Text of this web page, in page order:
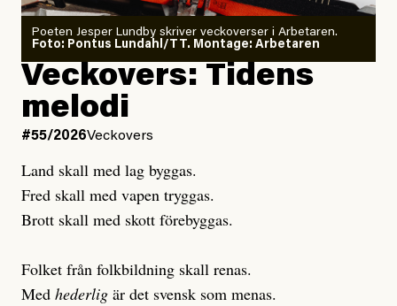
Publicerad6 August, 2026
Uppdaterad7 August, 2026
Joel Kellgren
Publicerad3 August, 2026
Uppdaterad3 August, 2026
Poeten Jesper Lundby skriver veckoverser i Arbetaren.
Foto: Pontus Lundahl/TT. Montage: Arbetaren
Veckovers: Tidens
melodi
#55/2026Veckovers
Land skall med lag byggas.
Fred skall med vapen tryggas.
Brott skall med skott förebyggas.
Folket från folkbildning skall renas.
Med hederlig är det svensk som menas.